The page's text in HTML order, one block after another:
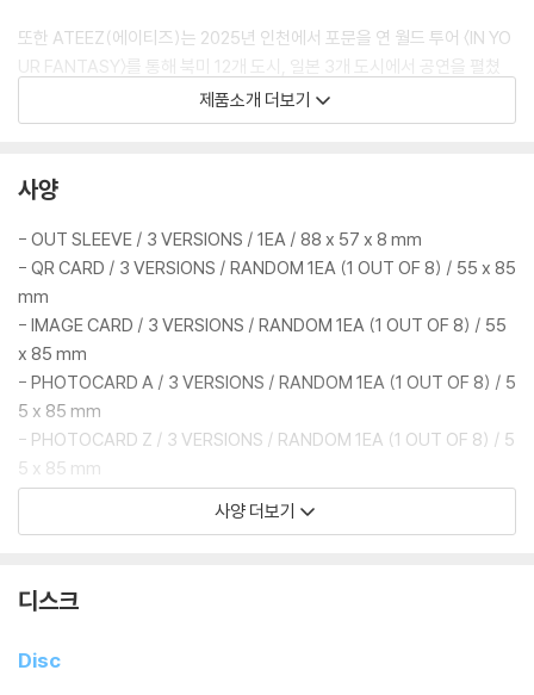
또한 ATEEZ(에이티즈)는 2025년 인천에서 포문을 연 월드 투어 〈IN YO
UR FANTASY〉를 통해 북미 12개 도시, 일본 3개 도시에서 공연을 펼쳤
고, 이어 2026년에는 아시아와 호주의 9개 도시에 방문하며 팬들을 환상
의 세계로 이끌었다. 열렬한 지지 속 공연 회차 추가 오픈까지 이끌어내며
파워와 흥행 화력을 다시 한번 입증하는 계기가 됐다.
연이은 빌보드 차트 인과 대규모 월드 투어 성료로 전 세계를 아우르는 영
향력을 보여준 ATEEZ(에이티즈)는 앨범명 'GOLDEN HOUR'처럼 금빛
항해를 계속해서 이어갈 예정이다.
제품소개 더보기
사양
- OUT SLEEVE / 3 VERSIONS / 1EA / 88 x 57 x 8 mm
- QR CARD / 3 VERSIONS / RANDOM 1EA (1 OUT OF 8) / 55 x 85
mm
- IMAGE CARD / 3 VERSIONS / RANDOM 1EA (1 OUT OF 8) / 55
x 85 mm
- PHOTOCARD A / 3 VERSIONS / RANDOM 1EA (1 OUT OF 8) / 5
5 x 85 mm
- PHOTOCARD Z / 3 VERSIONS / RANDOM 1EA (1 OUT OF 8) / 5
5 x 85 mm
- ACCORDION POSTCARD / 3 VERSIONS / 1EA / 220 x 85 mm
- SCRATCH CARD / 3 VERSIONS / 1EA / 85 x 55 mm
사양 더보기
디스크
Disc